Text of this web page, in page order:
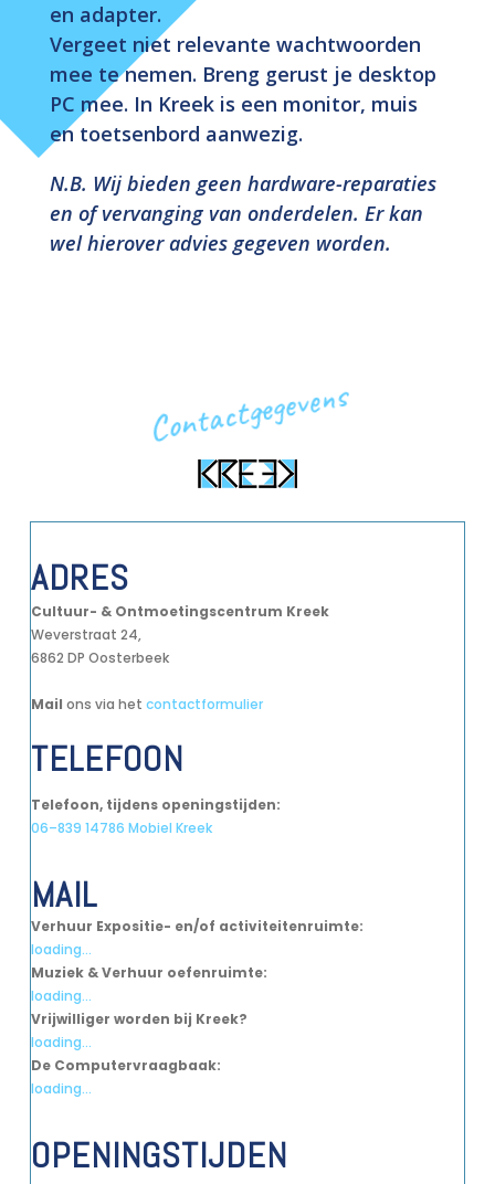
en adapter.
Vergeet niet relevante wachtwoorden
mee te nemen. Breng gerust je desktop
PC mee. In Kreek is een monitor, muis
en toetsenbord aanwezig.
N.B. Wij bieden geen hardware-reparaties
en of vervanging van onderdelen. Er kan
wel hierover advies gegeven worden.
Contactgegevens
ADRES
Cultuur- & Ontmoetingscentrum Kreek
Weverstraat 24,
6862 DP Oosterbeek
Mail ons via het contactformulier
TELEFOON
Telefoon, tijdens openingstijden:
06–839 14786 Mobiel Kreek
MAIL
Verhuur Expositie- en/of activiteitenruimte:
loading...
Muziek & Verhuur oefenruimte:
loading...
Vrijwilliger worden bij Kreek?
loading...
De Computervraagbaak:
loading...
OPENINGSTIJDEN